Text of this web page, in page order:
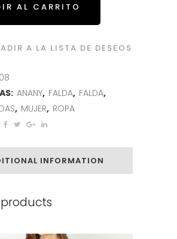
AL CARRITO
A LA LISTA DE DESEOS
ANANY, FALDA, FALDA,
, MUJER, ROPA
INFORMATION